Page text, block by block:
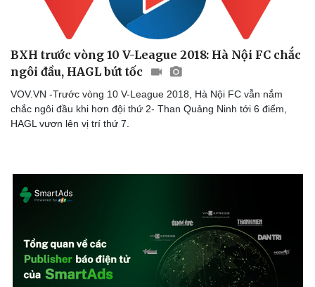
Sức khỏe
Dinh dưỡng - món ngon
Cây thuốc
Sản phụ khoa
Ăn sạch sống khỏe
Đời sống
Nhà đẹp
Blog
BXH trước vòng 10 V-League 2018: Hà Nội FC chắc
ngôi đầu, HAGL bứt tốc
VOV.VN -Trước vòng 10 V-League 2018, Hà Nội FC vẫn nắm
chắc ngôi đầu khi hơn đội thứ 2- Than Quảng Ninh tới 6 điểm,
HAGL vươn lên vị trí thứ 7.